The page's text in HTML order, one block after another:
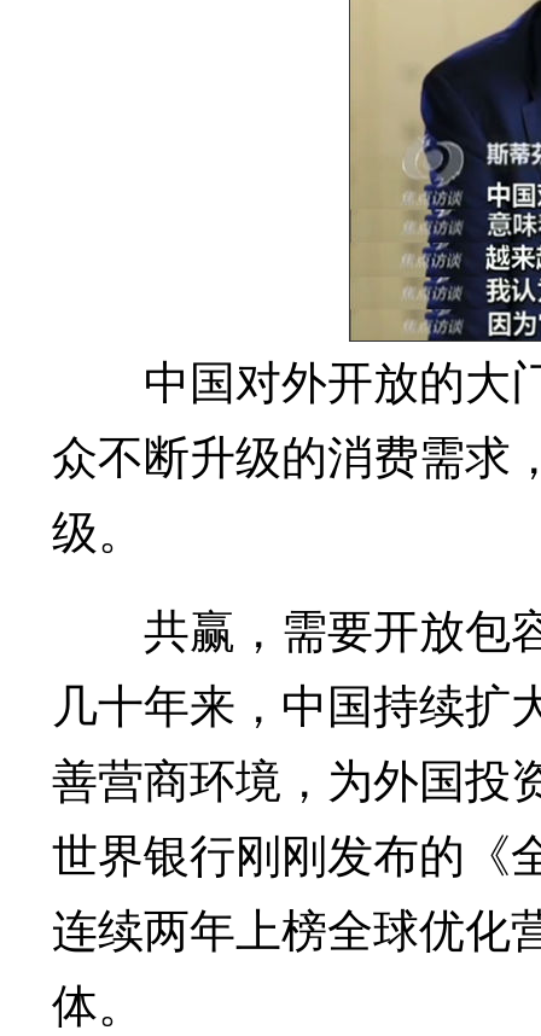
中国对外开放的大
众不断升级的消费需求
级。
共赢，需要开放包
几十年来，中国持续扩
善营商环境，为外国投
世界银行刚刚发布的《
连续两年上榜全球优化
体。